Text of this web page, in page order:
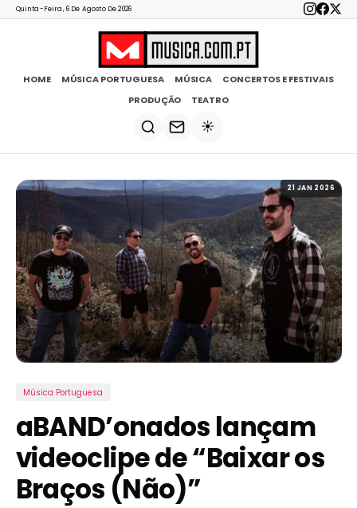
Quinta-Feira, 6 De Agosto De 2026
HOME MÚSICA PORTUGUESA MÚSICA
CONCERTOS E FESTIVAIS
PRODUÇÃO
TEATRO
☀️
21 JAN 2026
Música Portuguesa
aBAND’onados lançam
videoclipe de “Baixar os
Braços (Não)”